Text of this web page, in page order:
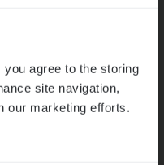
you agree to the storing
site navigation,
our marketing efforts.
Part­ner in